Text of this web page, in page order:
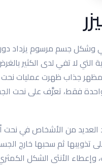
وشكل جسم مرسوم يزداد
التي لا تفي لدى
جذاب ظهرت عمليات نحت
فقط، تعرَّف على نحت
العديد من الأشخاص في
تذويبها ثم سحبها خارج
الأنثى الشكل